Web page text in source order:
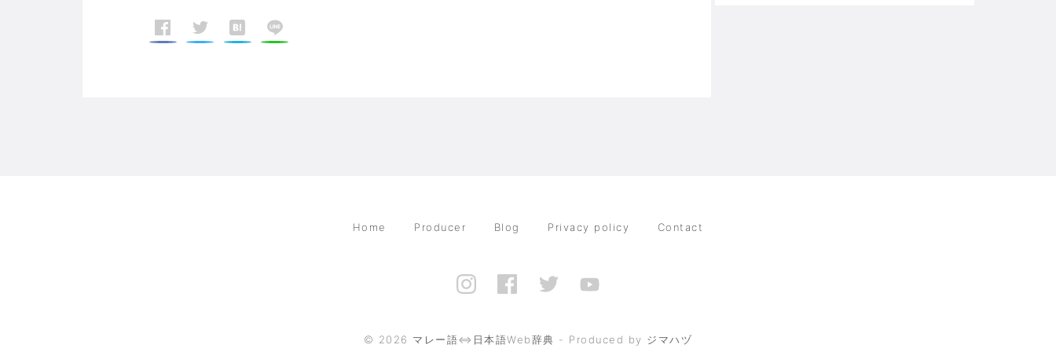
Home Producer Blog Privacy policy Contact
© 2026 マレー語⇔日本語Web辞典 - Produced by ジマハヅ